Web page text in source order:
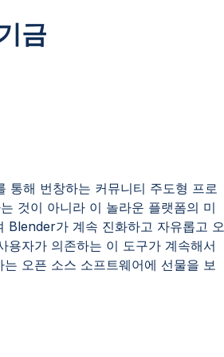
금
통해 번창하는 커뮤니티 주도형 프로
것이 아니라 이 놀라운 플랫폼의 미
Blender가 계속 진화하고 자유롭고 오
용자가 의존하는 이 도구가 계속해서
오픈 소스 소프트웨어에 선물을 보